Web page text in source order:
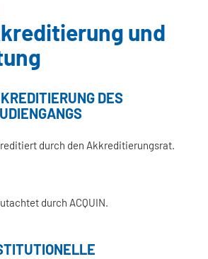
und
DES
durch den Akkreditierungsrat.
durch ACQUIN.